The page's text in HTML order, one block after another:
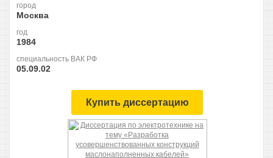
город
Москва
год
1984
специальность ВАК РФ
05.09.02
Купить диссертацию